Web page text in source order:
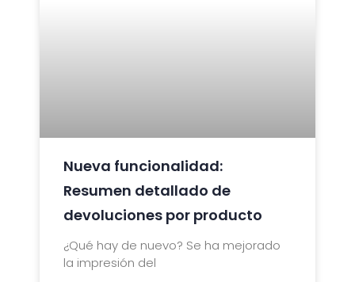
Nueva funcionalidad:
Resumen detallado de
devoluciones por producto
¿Qué hay de nuevo? Se ha mejorado
la impresión del